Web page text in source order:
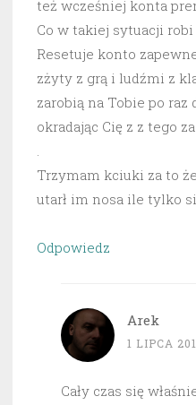
też wcześniej konta
Co w takiej sytuacji robi
Resetuje konto
zżyty z grą i ludźmi z
zarobią na Tobie po raz
okradając Cię z z tego
.
Trzymam kciuki za to
utarł im nosa ile tylko
Odpowiedz
Arek
1 LIPCA
Cały czas się